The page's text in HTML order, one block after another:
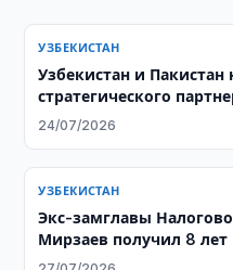
УЗБЕКИСТАН
Узбекистан и
стратегического
24/07/2026
УЗБЕКИСТАН
Экс-замглавы
Мирзаев получил 8 лет